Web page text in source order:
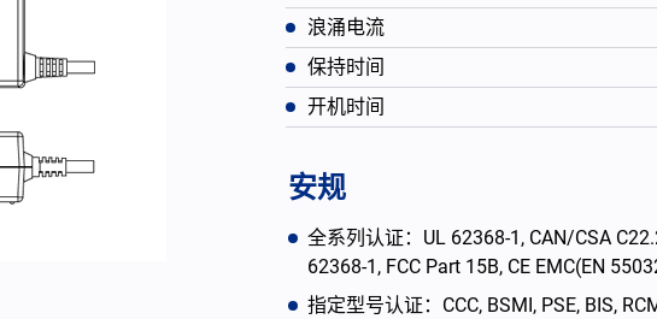
浪涌电流
保持时间
开机时间
安规
全系列认证：UL 62368-1, CAN/CSA
62368-1, FCC Part 15B, CE EMC(EN
指定型号认证：CCC, BSMI, PSE, BIS,